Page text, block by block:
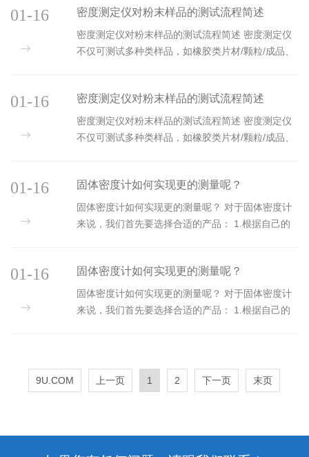
密度测定仪对粉末样品的测试流程简述
密度测定仪对粉末样品的测试流程简述 密度测定仪
不仅可测试多种类样品，如橡胶类片材/颗粒/成品、
01-16
密度测定仪对粉末样品的测试流程简述
密度测定仪对粉末样品的测试流程简述 密度测定仪
不仅可测试多种类样品，如橡胶类片材/颗粒/成品、
01-16
固体密度计如何实现更的测量呢？
固体密度计如何实现更的测量呢？ 对于固体密度计
来说，我们首先要选择合适的产品： 1.根据自己的
01-16
固体密度计如何实现更的测量呢？
固体密度计如何实现更的测量呢？ 对于固体密度计
来说，我们首先要选择合适的产品： 1.根据自己的
01-16
9U.COM 上一页 1 2 下一页 末页